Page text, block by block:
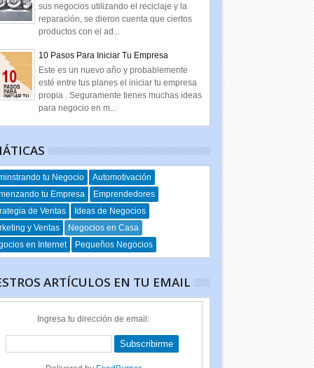
sus negocios utilizando el reciclaje y la
reparación, se dieron cuenta que ciertos
productos con el ad...
10 Pasos Para Iniciar Tu Empresa
Este es un nuevo año y probablemente
esté entre tus planes el iniciar tu empresa
propia . Seguramente tienes muchas ideas
para negocio en m...
tu Negocio
Automotivación
tu Empresa
Emprendedores
de Ventas
Ideas de Negocios
y Ventas
Negocios en Casa
en Internet
Pequeños Negocios
ARTÍCULOS EN TU EMAIL
Ingresa tu dirección de email: